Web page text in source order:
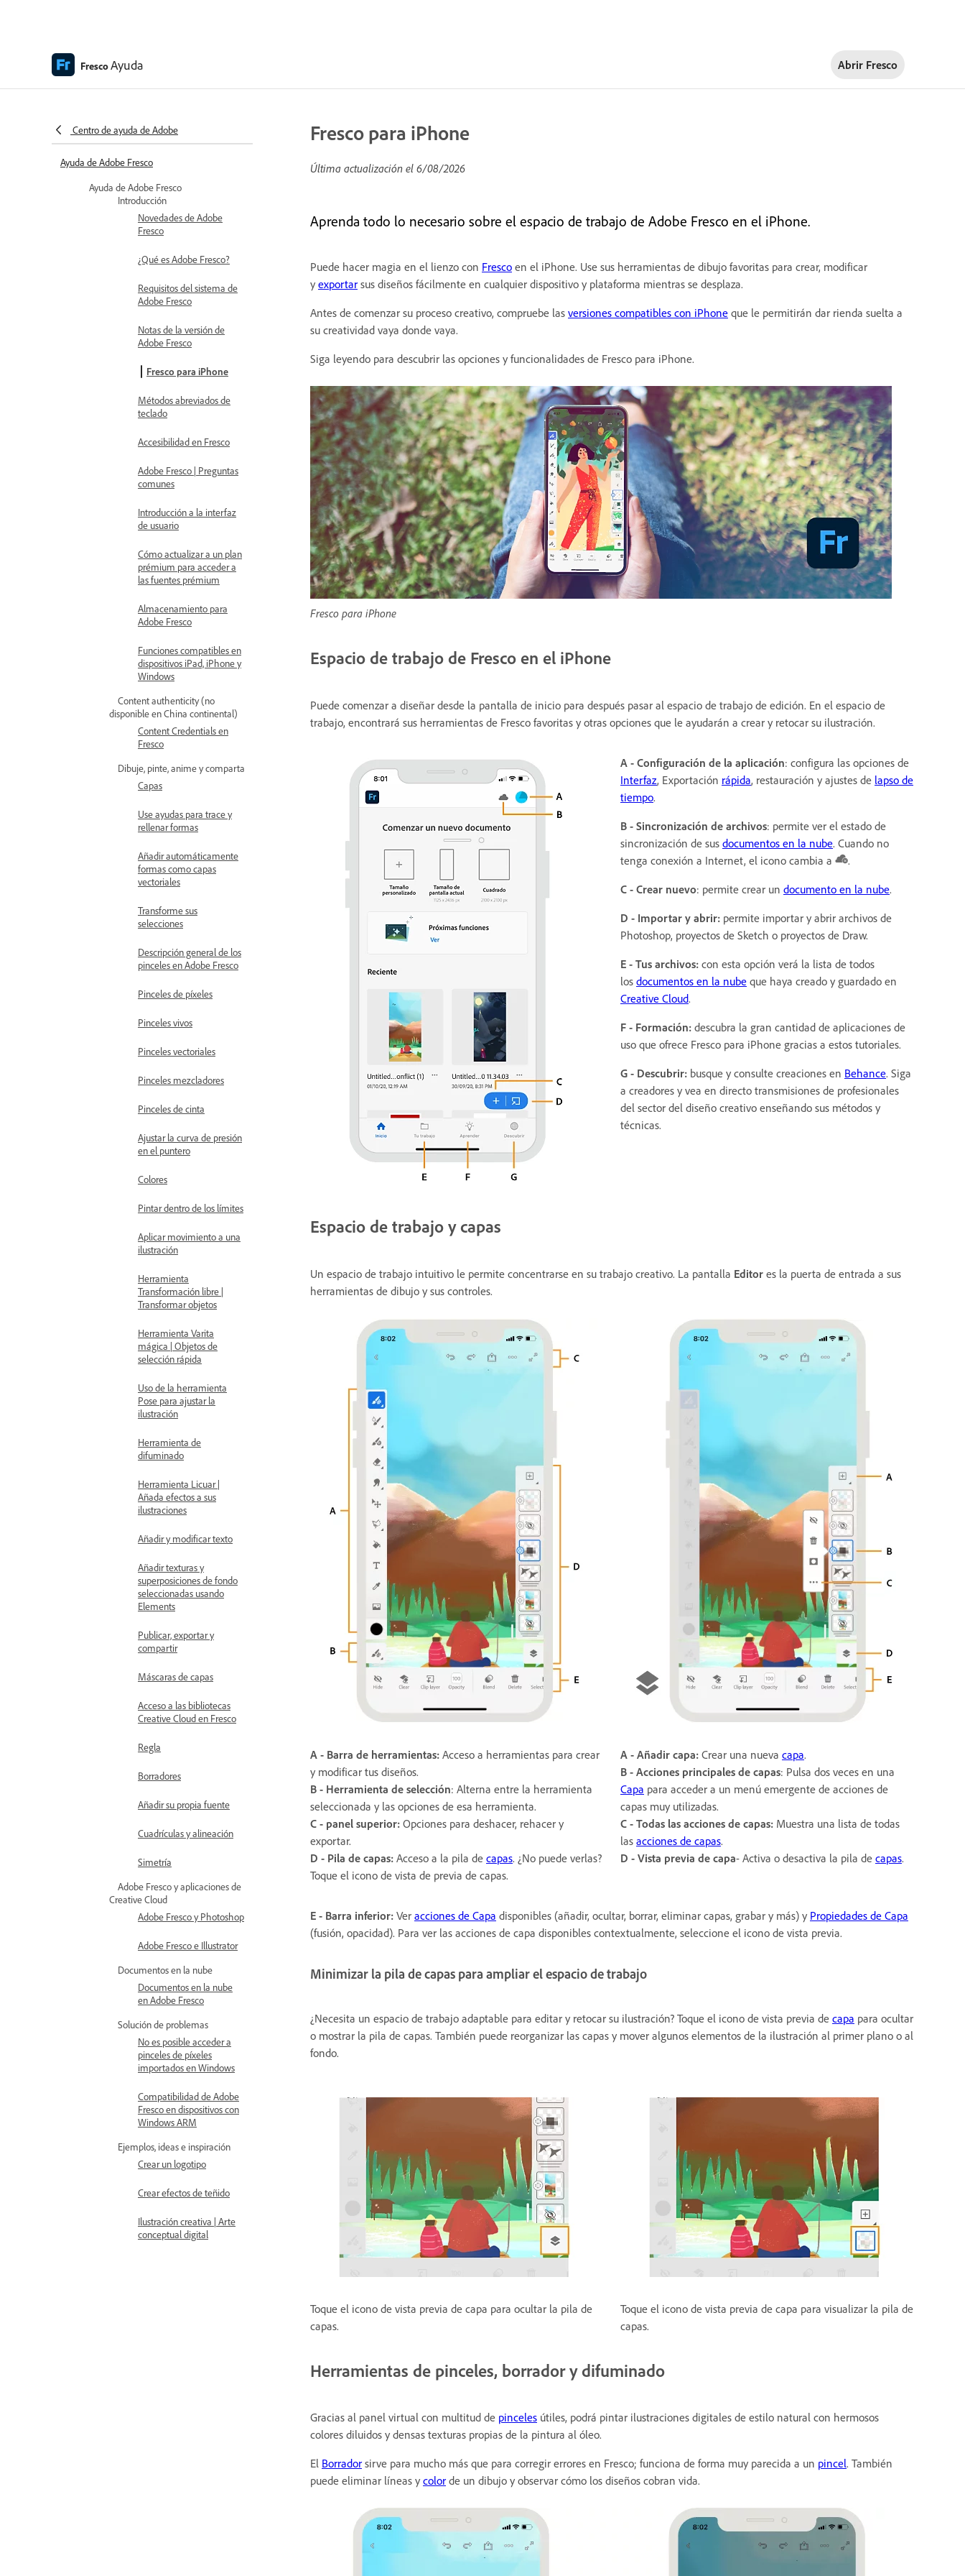
FrescoAyuda Abrir Fresco
Centro de ayuda de Adobe
Ayuda de Adobe Fresco
Ayuda de Adobe Fresco
Introducción
Novedades de Adobe
Fresco
¿Qué es Adobe Fresco?
Requisitos del sistema de
Adobe Fresco
Notas de la versión de
Adobe Fresco
Fresco para iPhone
Métodos abreviados de
teclado
Accesibilidad en Fresco
Adobe Fresco | Preguntas
comunes
Introducción a la interfaz
de usuario
Cómo actualizar a un plan
prémium para acceder a
las fuentes prémium
Almacenamiento para
Adobe Fresco
Funciones compatibles en
dispositivos iPad, iPhone y
Windows
Content authenticity (no
disponible en China continental)
Content Credentials en
Fresco
Dibuje, pinte, anime y comparta
Capas
Use ayudas para trace y
rellenar formas
Añadir automáticamente
formas como capas
vectoriales
Transforme sus
selecciones
Descripción general de los
pinceles en Adobe Fresco
Pinceles de píxeles
Pinceles vivos
Pinceles vectoriales
Pinceles mezcladores
Pinceles de cinta
Ajustar la curva de presión
en el puntero
Colores
Pintar dentro de los límites
Aplicar movimiento a una
ilustración
Herramienta
Transformación libre |
Transformar objetos
Herramienta Varita
mágica | Objetos de
selección rápida
Uso de la herramienta
Pose para ajustar la
ilustración
Herramienta de
difuminado
Herramienta Licuar |
Añada efectos a sus
ilustraciones
Añadir y modificar texto
Añadir texturas y
superposiciones de fondo
seleccionadas usando
Elements
Publicar, exportar y
compartir
Máscaras de capas
Acceso a las bibliotecas
Creative Cloud en Fresco
Regla
Borradores
Añadir su propia fuente
Cuadrículas y alineación
Simetría
Adobe Fresco y aplicaciones de
Creative Cloud
Adobe Fresco y Photoshop
Adobe Fresco e Illustrator
Documentos en la nube
Documentos en la nube
en Adobe Fresco
Solución de problemas
No es posible acceder a
pinceles de píxeles
importados en Windows
Compatibilidad de Adobe
Fresco en dispositivos con
Windows ARM
Ejemplos, ideas e inspiración
Crear un logotipo
Crear efectos de teñido
Ilustración creativa | Arte
conceptual digital
Fresco para iPhone
Última actualización el 6/08/2026
Aprenda todo lo necesario sobre el espacio de trabajo de Adobe Fresco en el iPhone.
Puede hacer magia en el lienzo con Fresco en el iPhone. Use sus herramientas de dibujo favoritas para crear, modificar
y exportar sus diseños fácilmente en cualquier dispositivo y plataforma mientras se desplaza.
Antes de comenzar su proceso creativo, compruebe las versiones compatibles con iPhone que le permitirán dar rienda suelta a
su creatividad vaya donde vaya.
Siga leyendo para descubrir las opciones y funcionalidades de Fresco para iPhone.
Fresco para iPhone
Espacio de trabajo de Fresco en el iPhone
Puede comenzar a diseñar desde la pantalla de inicio para después pasar al espacio de trabajo de edición. En el espacio de
trabajo, encontrará sus herramientas de Fresco favoritas y otras opciones que le ayudarán a crear y retocar su ilustración.
A - Configuración de la aplicación: configura las opciones de
Interfaz, Exportación rápida, restauración y ajustes de lapso de
tiempo.
B - Sincronización de archivos: permite ver el estado de
sincronización de sus documentos en la nube. Cuando no
tenga conexión a Internet, el icono cambia a
.
C - Crear nuevo: permite crear un documento en la nube.
D - Importar y abrir: permite importar y abrir archivos de
Photoshop, proyectos de Sketch o proyectos de Draw.
E - Tus archivos: con esta opción verá la lista de todos
los documentos en la nube que haya creado y guardado en
Creative Cloud.
F - Formación: descubra la gran cantidad de aplicaciones de
uso que ofrece Fresco para iPhone gracias a estos tutoriales.
G - Descubrir: busque y consulte creaciones en Behance. Siga
a creadores y vea en directo transmisiones de profesionales
del sector del diseño creativo enseñando sus métodos y
técnicas.
Espacio de trabajo y capas
Un espacio de trabajo intuitivo le permite concentrarse en su trabajo creativo. La pantalla Editor es la puerta de entrada a sus
herramientas de dibujo y sus controles.
A - Barra de herramientas: Acceso a herramientas para crear
y modificar tus diseños.
B - Herramienta de selección: Alterna entre la herramienta
seleccionada y las opciones de esa herramienta.
C - panel superior: Opciones para deshacer, rehacer y
exportar.
D - Pila de capas: Acceso a la pila de capas. ¿No puede verlas?
Toque el icono de vista de previa de capas.
A - Añadir capa: Crear una nueva capa.
B - Acciones principales de capas: Pulsa dos veces en una
Capa para acceder a un menú emergente de acciones de
capas muy utilizadas.
C - Todas las acciones de capas: Muestra una lista de todas
las acciones de capas.
D - Vista previa de capa- Activa o desactiva la pila de capas.
E - Barra inferior: Ver acciones de Capa disponibles (añadir, ocultar, borrar, eliminar capas, grabar y más) y Propiedades de Capa
(fusión, opacidad). Para ver las acciones de capa disponibles contextualmente, seleccione el icono de vista previa.
Minimizar la pila de capas para ampliar el espacio de trabajo
¿Necesita un espacio de trabajo adaptable para editar y retocar su ilustración? Toque el icono de vista previa de capa para ocultar
o mostrar la pila de capas. También puede reorganizar las capas y mover algunos elementos de la ilustración al primer plano o al
fondo.
Toque el icono de vista previa de capa para ocultar la pila de
capas.
Toque el icono de vista previa de capa para visualizar la pila de
capas.
Herramientas de pinceles, borrador y difuminado
Gracias al panel virtual con multitud de pinceles útiles, podrá pintar ilustraciones digitales de estilo natural con hermosos
colores diluidos y densas texturas propias de la pintura al óleo.
El Borrador sirve para mucho más que para corregir errores en Fresco; funciona de forma muy parecida a un pincel. También
puede eliminar líneas y color de un dibujo y observar cómo los diseños cobran vida.